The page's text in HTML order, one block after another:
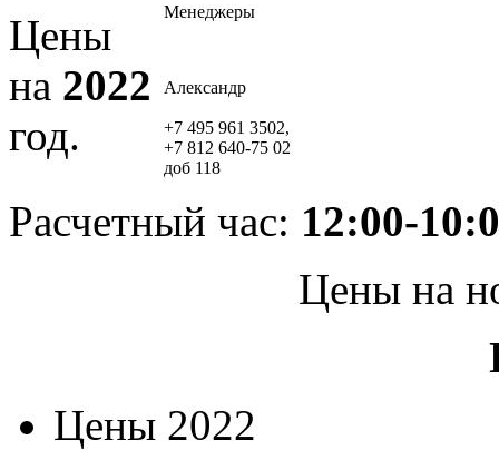
Менеджеры
Александр
+7 495 961 3502,
+7 812 640-75 02
доб 118
Цены
на 2022
год.
Расчетный час: 12:00-
Цены на
Цены 2022